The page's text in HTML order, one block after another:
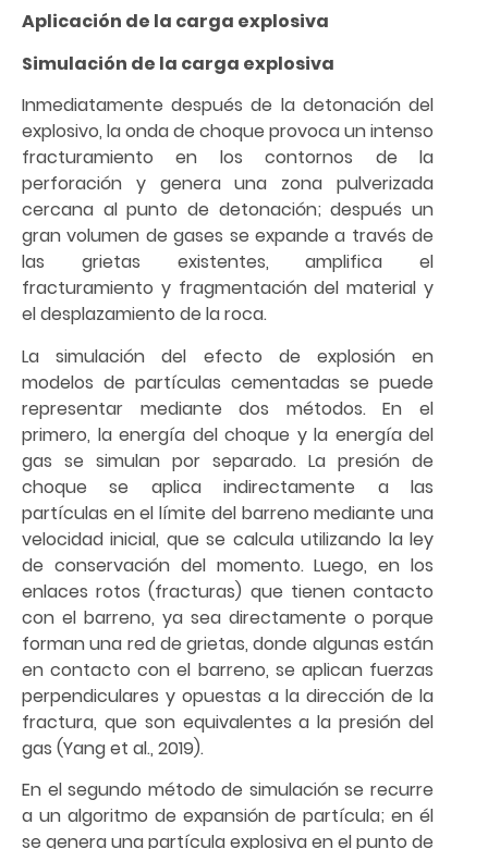
Aplicación de la carga explosiva
Simulación de la carga explosiva
Inmediatamente después de la detonación del
explosivo, la onda de choque provoca un intenso
fracturamiento en los contornos de la
perforación y genera una zona pulverizada
cercana al punto de detonación; después un
gran volumen de gases se expande a través de
las grietas existentes, amplifica el
fracturamiento y fragmentación del material y
el desplazamiento de la roca.
La simulación del efecto de explosión en
modelos de partículas cementadas se puede
representar mediante dos métodos. En el
primero, la energía del choque y la energía del
gas se simulan por separado. La presión de
choque se aplica indirectamente a las
partículas en el límite del barreno mediante una
velocidad inicial, que se calcula utilizando la ley
de conservación del momento. Luego, en los
enlaces rotos (fracturas) que tienen contacto
con el barreno, ya sea directamente o porque
forman una red de grietas, donde algunas están
en contacto con el barreno, se aplican fuerzas
perpendiculares y opuestas a la dirección de la
fractura, que son equivalentes a la presión del
gas (Yang et al., 2019).
En el segundo método de simulación se recurre
a un algoritmo de expansión de partícula; en él
se genera una partícula explosiva en el punto de